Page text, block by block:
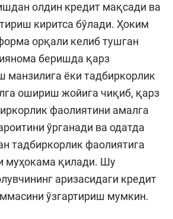
олдин кредит мақсади ва
киритса бўлади. Ҳоким
орқали келиб тушган
беришда қарз
манзилига ёки тадбиркорлик
ошириш жойига чиқиб, қарз
фаолиятини амалга
ўрганади ва одатда
тадбиркорлик фаолиятига
муҳокама қилади. Шу
аризасидаги кредит
ўзгартириш мумкин.